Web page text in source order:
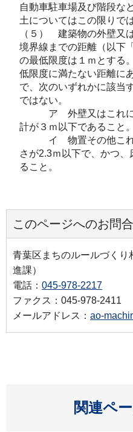
自動車駐車場及び階段な
土についてはこの限りで
（５） 建築物の外壁又
境界線までの距離（以下
の最低限度は１ｍとする
低限度に満たない距離に
で、次のいずれかに該当
ではない。
ア 外壁又はこれに代
計が３ｍ以下であること。
イ 物置その他これに
さが2.3ｍ以下で、かつ、
ること。
このページへのお問
青葉区まちのルールづくり
進課）
電話： 045-978-2217
ファクス：045-978-2411
メールアドレス： ao-
関連ペ